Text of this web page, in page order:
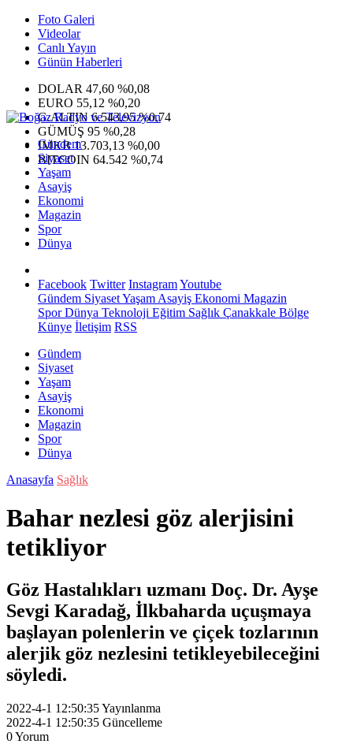
Foto Galeri
Videolar
Canlı Yayın
Günün Haberleri
DOLAR 47,60 %0,08
EURO 55,12 %0,20
G.ALTIN6.543,95 %0,74
GÜMÜŞ 95 %0,28
IMKB13.703,13 %0,00
BITCOIN 64.542 %0,74
Gündem
Siyaset
Yaşam
Asayiş
Ekonomi
Magazin
Spor
Dünya
Facebook Twitter InstagramYoutube
Gündem SiyasetYaşam Asayiş Ekonomi Magazin
SporDünya Teknoloji Eğitim Sağlık Çanakkale Bölge
Künye İletişim RSS
Gündem
Siyaset
Yaşam
Asayiş
Ekonomi
Magazin
Spor
Dünya
Anasayfa Sağlık
Bahar nezlesi göz alerjisini
tetikliyor
Göz Hastalıkları uzmanı Doç. Dr. Ayşe
Sevgi Karadağ, İlkbaharda uçuşmaya
başlayan polenlerin ve çiçek tozlarının
alerjik göz nezlesini tetikleyebileceğini
söyledi.
2022-4-1 12:50:35Yayınlanma
2022-4-1 12:50:35 Güncelleme
0Yorum